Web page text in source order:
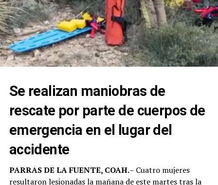
Se realizan maniobras de
rescate por parte de cuerpos de
emergencia en el lugar del
accidente
PARRAS DE LA FUENTE, COAH.– Cuatro mujeres
resultaron lesionadas la mañana de este martes tras la